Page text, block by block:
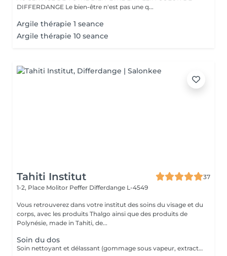
DIFFERDANGE Le bien-être n'est pas une q...
Argile thérapie 1 seance
Argile thérapie 10 seance
Tahiti Institut
37
1-2, Place Molitor Peffer Differdange L-4549
Vous retrouverez dans votre institut des soins du visage et du
corps, avec les produits Thalgo ainsi que des produits de
Polynésie, made in Tahiti, de...
Soin du dos
Soin nettoyant et délassant (gommage sous vapeur, extraction points noirs si nécessaire, masque adapté, massage) avec des produits choisi avec soin par votre esthéticienne.